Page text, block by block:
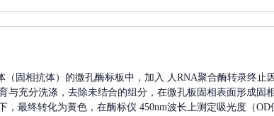
（固相抗体）的微孔酶标板中，加入 人RNA聚合酶转录终止
与充分洗涤，去除未结合的组分，在微孔板固相表面形成固
最终转化为黄色，在酶标仪 450nm波长上测定吸光度（OD